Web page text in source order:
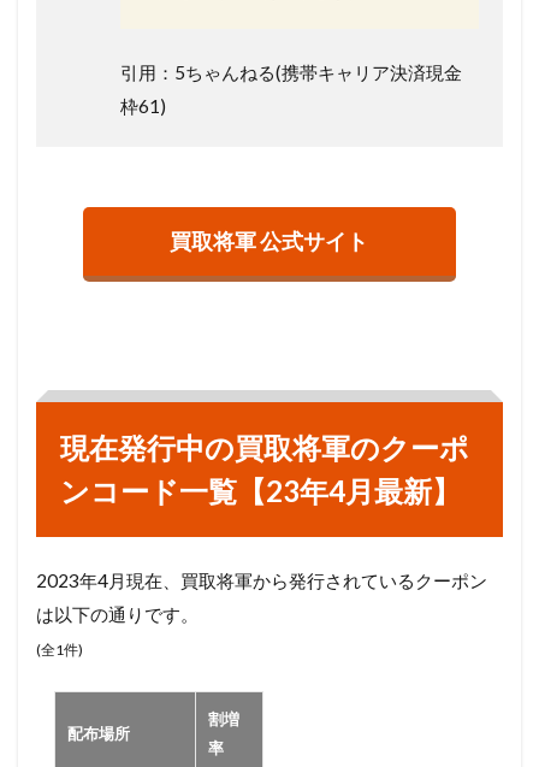
引用：5ちゃんねる(携帯キャリア決済現金
枠61)
買取将軍 公式サイト
現在発行中の買取将軍のクーポ
ンコード一覧【23年4月最新】
2023年4月現在、買取将軍から発行されているクーポン
は以下の通りです。
(全1件)
配布場所
割増
率